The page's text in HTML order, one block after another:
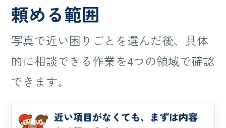
頼める範囲
写真で近い困りごとを選んだ後、具体
的に相談できる作業を4つの領域で確認
できます。
近い項目がなくても、まずは内容